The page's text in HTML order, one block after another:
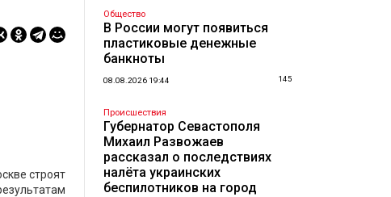
строят
Общество
В России могут появиться
пластиковые денежные
банкноты
08.08.2026 19:44 145
Происшествия
Губернатор Севастополя
Михаил Развожаев
рассказал о последствиях
налёта украинских
беспилотников на город